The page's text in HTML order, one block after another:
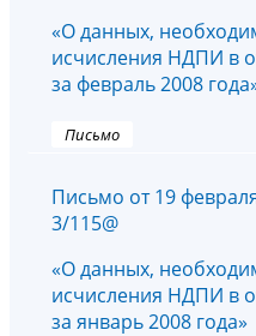
«О данных,
исчисления НДПИ в
за февраль 2008
Письмо
Письмо от 19
3/115@
«О данных,
исчисления НДПИ в
за январь 2008 года»